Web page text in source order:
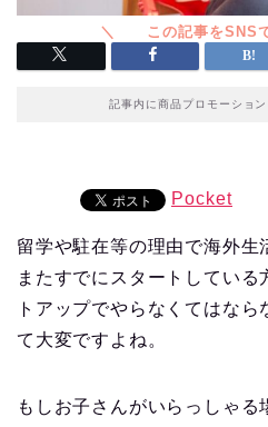
記事内に商品プロモーショ
Pocket
留学や駐在等の理由で海外生
またすでにスタートしている
トアップでやらなくてはな
て大変ですよね。
もしお子さんがいらっしゃる